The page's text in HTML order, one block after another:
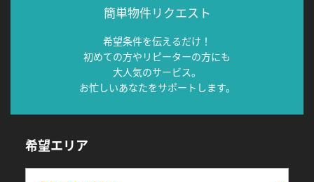
簡単物件リクエスト
希望条件を伝えるだけ！
初めての方やリピーターの方にも
大人気のサービス。
お忙しいあなたをサポートします。
希望エリア